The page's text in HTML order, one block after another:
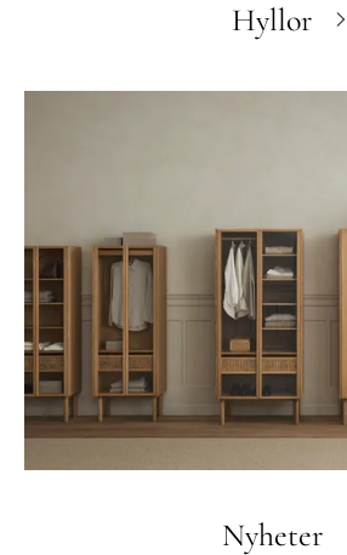
Hyllor
Nyheter